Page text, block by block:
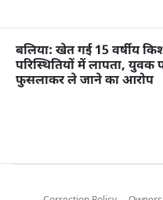
बलिया: खेत गई 15 वर्षीय
परिस्थितियों में लापता, युवक
फुसलाकर ले जाने का आरोप